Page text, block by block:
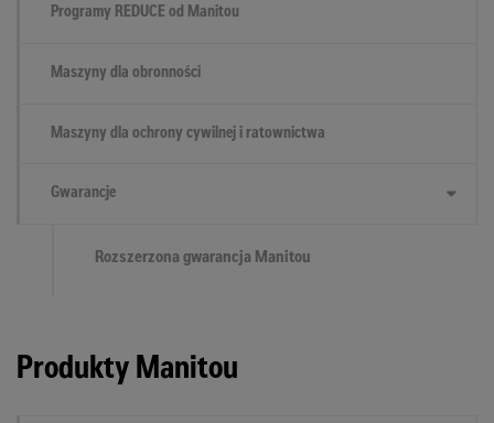
Programy REDUCE od Manitou
Maszyny dla obronności
Maszyny dla ochrony cywilnej i ratownictwa
Gwarancje
Rozszerzona gwarancja Manitou
Produkty Manitou